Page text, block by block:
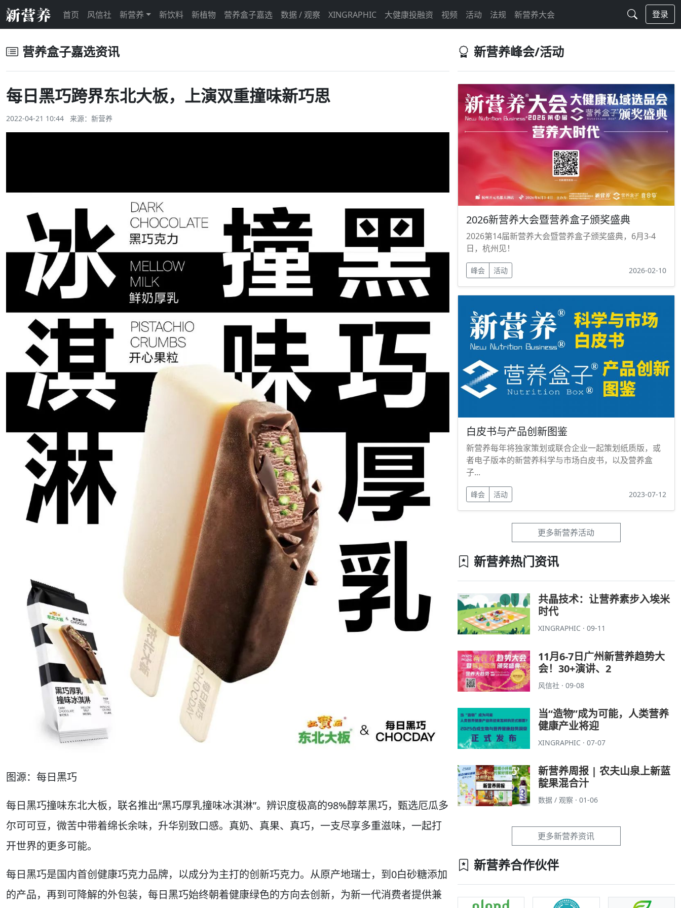
首页 风信社 新营养 新饮料 新植物 营养盒子嘉选 数据 / 观察 XINGRAPHIC 大健康投融资 视频 活动 法规 新营养大会 登录
营养盒子嘉选资讯
每日黑巧跨界东北大板，上演双重撞味新巧思
2022-04-21 10:44 来源： 新营养
图源：每日黑巧
每日黑巧撞味东北大板，联名推出“黑巧厚乳撞味冰淇淋”。辨识度极高的98%醇萃黑巧，甄选厄瓜多
尔可可豆，微苦中带着绵长余味，升华别致口感。真奶、真果、真巧，一支尽享多重滋味，一起打
开世界的更多可能。
每日黑巧是国内首创健康巧克力品牌，以成分为主打的创新巧克力。从原产地瑞士，到0白砂糖添加
的产品，再到可降解的外包装，每日黑巧始终朝着健康绿色的方向去创新，为新一代消费者提供兼
新营养峰会/活动
2026新营养大会暨营养盒子颁奖盛典
2026第14届新营养大会暨营养盒子颁奖盛典，6月3-4
日，杭州见！
峰会 活动 2026-02-10
白皮书与产品创新图鉴
新营养每年将独家策划或联合企业一起策划纸质版，或
者电子版本的新营养科学与市场白皮书，以及营养盒
子...
峰会 活动 2023-07-12
更多新营养活动
新营养热门资讯
共晶技术：让营养素步入埃米
时代
XINGRAPHIC · 09-11
11月6-7日广州新营养趋势大
会！30+演讲、2
风信社 · 09-08
当“造物”成为可能，人类营养
健康产业将迎
XINGRAPHIC · 07-07
新营养周报 | 农夫山泉上新蓝
靛果混合汁
数据 / 观察 · 01-06
更多新营养资讯
新营养合作伙伴